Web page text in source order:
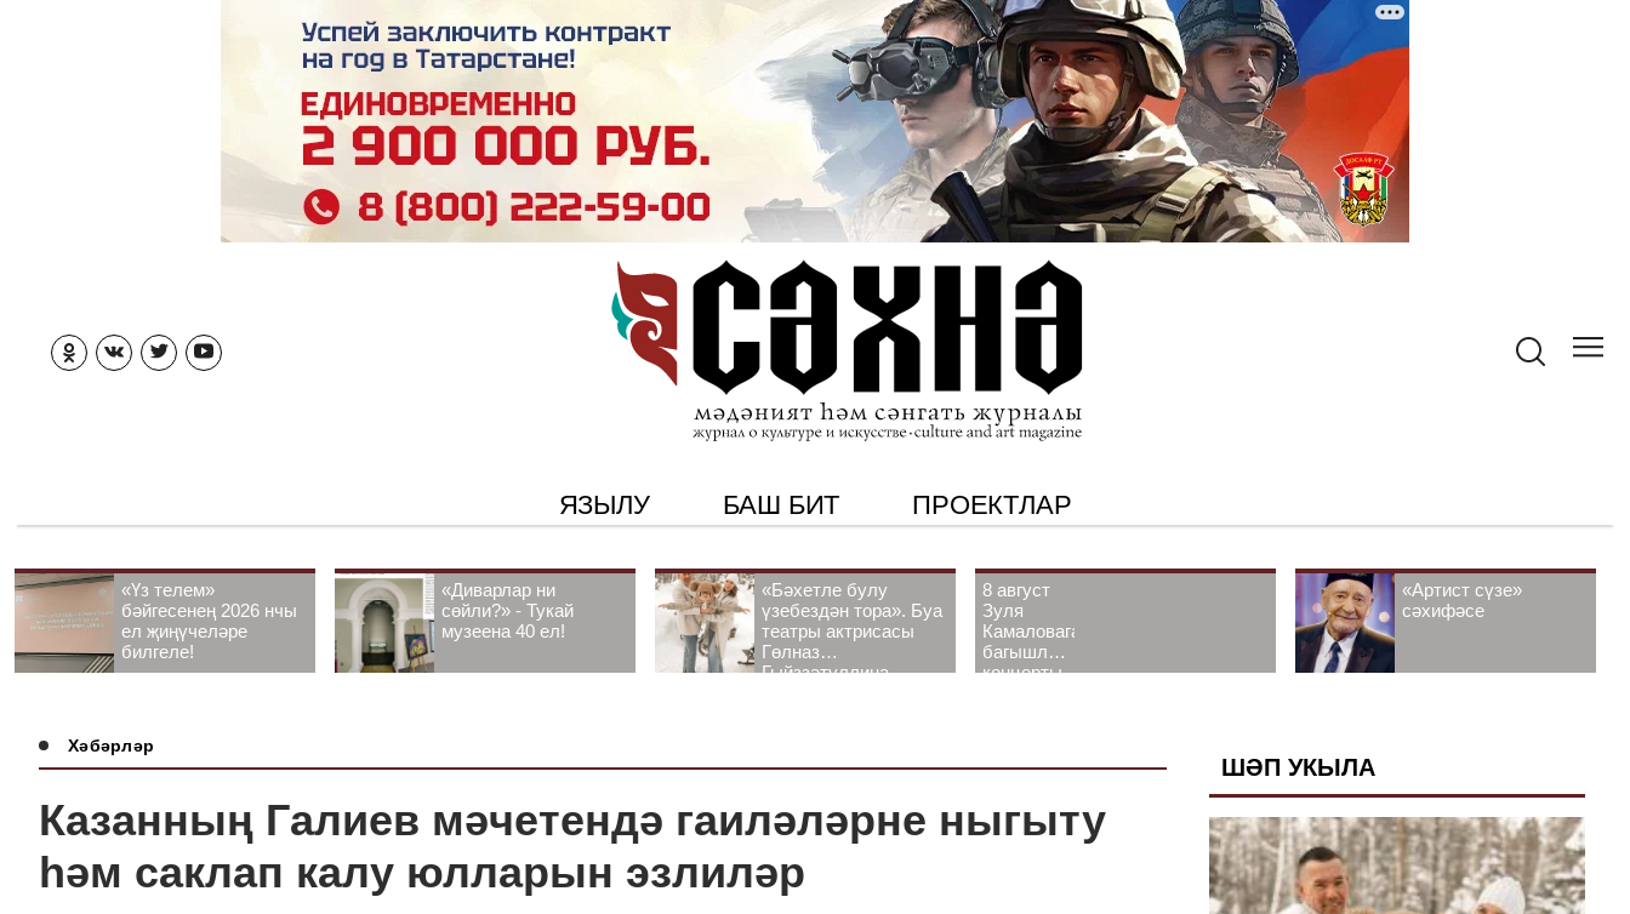
ЯЗЫЛУ БАШ БИТ ПРОЕКТЛАР
«Үз телем»
бәйгесенең 2026 нчы
ел җиңүчеләре
билгеле!
«Диварлар ни
сөйли?» - Тукай
музеена 40 ел!
«Бәхетле булу
үзебездән тора». Буа
театры актрисасы
Гөлназ
Гыйззәтуллина-
8 август
Зуля
Камаловага
багышлау
концерты
«Артист сүзе»
сәхифәсе
Хәбәрләр
Казанның Галиев мәчетендә гаиләләрне ныгыту
һәм саклап калу юлларын эзлиләр
ШӘП УКЫЛА